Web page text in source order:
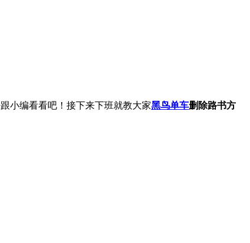
小编看看吧！接下来下班就教大家黑鸟单车删除路书方